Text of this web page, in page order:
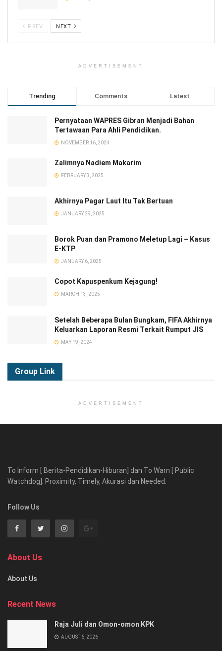
PREV NEXT
ADVERTISEMENT
Trending Comments Latest
Pernyataan WAPRES Gibran Menjadi Bahan
Tertawaan Para Ahli Pendidikan.
NOVEMBER 16, 2024
Zalimnya Nadiem Makarim
FEBRUARY 3, 2025
Akhirnya Pagar Laut Itu Tak Bertuan
JANUARY 29, 2025
Borok Puan dan Pramono Meletup Lagi – Kasus
E-KTP
JANUARY 6, 2025
Copot Kapuspenkum Kejagung!
MARCH 13, 2025
Setelah Beberapa Bulan Bungkam, FIFA Akhirnya
Keluarkan Laporan Resmi Terkait Rumput JIS
MAY 19, 2024
Group Link
ADVERTISEMENT
To Inform [ Berita-Pendidikan-Hiburan] dan To Warn [ Public
Watchdog]. Proximity, Timely, Akurasi dan Needed.
Follow Us
About Us
About Us
Recent News
Raja Juli dan Omon-omon KPK
AUGUST 6, 2026